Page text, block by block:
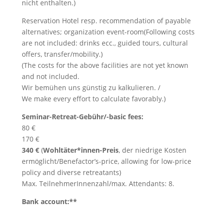
nicht enthalten.)
Reservation Hotel resp. recommendation of payable
alternatives; organization event-room(Following costs
are not included: drinks ecc., guided tours, cultural
offers, transfer/mobility.)
(The costs for the above facilities are not yet known
and not included.
Wir bemühen uns günstig zu kalkulieren. /
We make every effort to calculate favorably.)
Seminar-Retreat-Gebühr/-basic fees:
80 €
170 €
340 €(Wohltäter*innen-Preis, der niedrige Kosten
ermöglicht/Benefactor’s-price, allowing for low-price
policy and diverse retreatants)
Max. TeilnehmerInnenzahl/max. Attendants: 8.
Bank account:**